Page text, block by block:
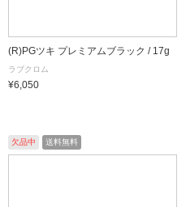
(R)PGツキ プレミアムブラック / 17g
ラブクロム
¥6,050
欠品中 送料無料